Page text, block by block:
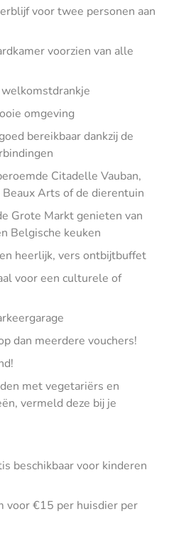
voor twee personen aan
voorzien van alle
omgeving
bereikbaar dankzij de
Citadelle Vauban,
Arts of de dierentuin
Grote Markt genieten van
Belgische keuken
heerlijk, vers ontbijtbuffet
voor een culturele of
dan meerdere vouchers!
met vegetariërs en
vermeld deze bij je
beschikbaar voor kinderen
voor €15 per huisdier per